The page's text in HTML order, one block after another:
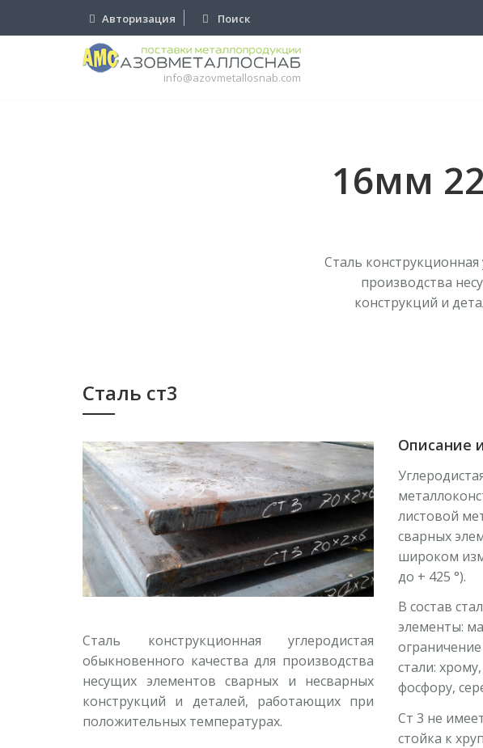
Авторизация Поиск
info@azovmetallosnab.com
16мм
Сталь конструкционная
производства
конструкций и
Сталь ст3
Сталь конструкционная углеродистая
обыкновенного качества для производства
несущих элементов сварных и несварных
конструкций и деталей, работающих при
положительных температурах.
Описание
листовой
сварных
широком
до + 425 °).
В состав
элементы:
стали:
фосфору,
Ст 3 не
стойка к